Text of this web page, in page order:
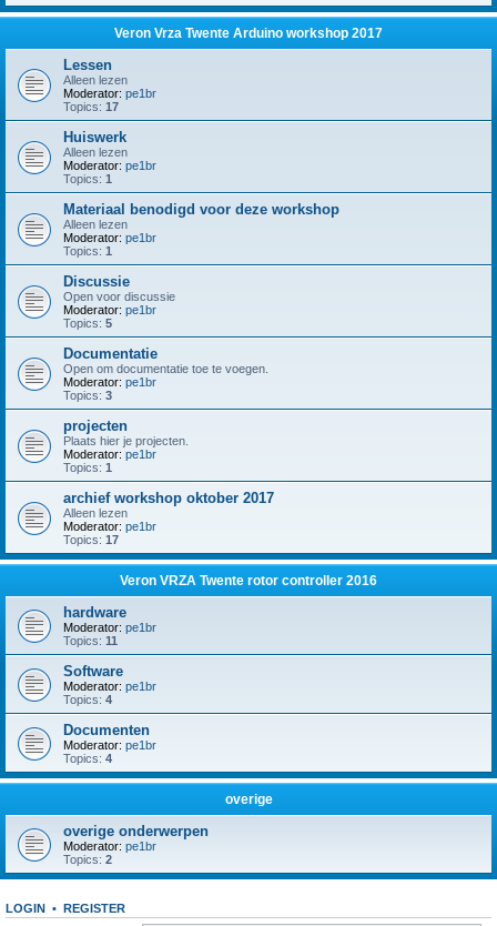
Veron Vrza Twente Arduino workshop 2017
Lessen
Alleen lezen
Moderator: pe1br
Topics: 17
Huiswerk
Alleen lezen
Moderator: pe1br
Topics: 1
Materiaal benodigd voor deze workshop
Alleen lezen
Moderator: pe1br
Topics: 1
Discussie
Open voor discussie
Moderator: pe1br
Topics: 5
Documentatie
Open om documentatie toe te voegen.
Moderator: pe1br
Topics: 3
projecten
Plaats hier je projecten.
Moderator: pe1br
Topics: 1
archief workshop oktober 2017
Alleen lezen
Moderator: pe1br
Topics: 17
Veron VRZA Twente rotor controller 2016
hardware
Moderator: pe1br
Topics: 11
Software
Moderator: pe1br
Topics: 4
Documenten
Moderator: pe1br
Topics: 4
overige
overige onderwerpen
Moderator: pe1br
Topics: 2
LOGIN • REGISTER